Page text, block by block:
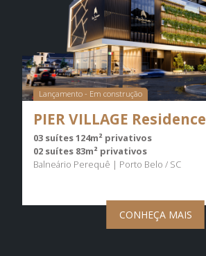
Lançamento - Em construção
PIER VILLAGE Residence
03 suítes 124m² privativos
02 suítes 83m² privativos
Balneário Perequê | Porto Belo / SC
CONHEÇA MAIS